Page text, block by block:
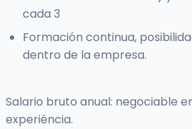
cada 3
Formación continua,
dentro de la empresa.
Salario bruto anual: negociable
experiéncia.